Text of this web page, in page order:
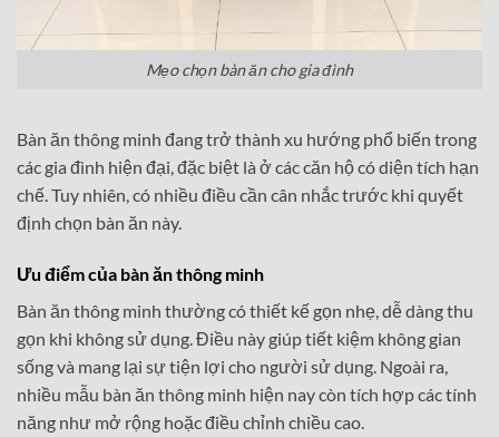
Mẹo chọn bàn ăn cho gia đình
Bàn ăn thông minh đang trở thành xu hướng phổ biến trong
các gia đình hiện đại, đặc biệt là ở các căn hộ có diện tích hạn
chế. Tuy nhiên, có nhiều điều cần cân nhắc trước khi quyết
định chọn bàn ăn này.
Ưu điểm của bàn ăn thông minh
Bàn ăn thông minh thường có thiết kế gọn nhẹ, dễ dàng thu
gọn khi không sử dụng. Điều này giúp tiết kiệm không gian
sống và mang lại sự tiện lợi cho người sử dụng. Ngoài ra,
nhiều mẫu bàn ăn thông minh hiện nay còn tích hợp các tính
năng như mở rộng hoặc điều chỉnh chiều cao.